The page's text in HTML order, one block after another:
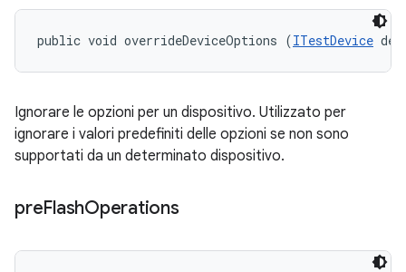
public void overrideDeviceOptions (ITestDevice
Ignorare le opzioni per un dispositivo. Utilizzato per
ignorare i valori predefiniti delle opzioni se non sono
supportati da un determinato dispositivo.
preFlashOperations